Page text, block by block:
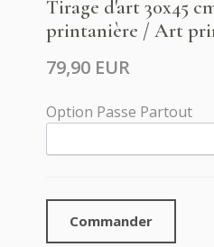
Tirage d'art 30x45
printanière / Art
79,90 EUR
Option Passe Partout
Commander